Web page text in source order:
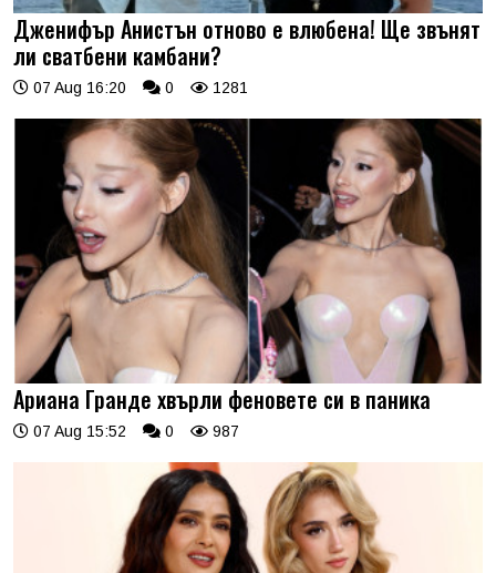
Дженифър Анистън отново е влюбена! Ще звънят
ли сватбени камбани?
07 Aug 16:20 0 1281
Ариана Гранде хвърли феновете си в паника
07 Aug 15:52 0 987